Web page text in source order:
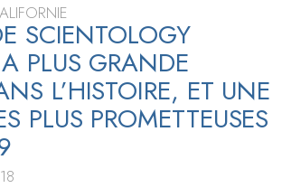
SCIENTOLOGY
PLUS GRANDE
L’HISTOIRE, ET UNE
PLUS PROMETTEUSES